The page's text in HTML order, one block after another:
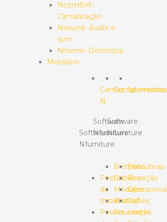
Ncomfort-
Climatização
Nsound- Áudio e
som
Nhome- Domótica
Mobiliário
Gamas
N
Software
Nfurniture
Postos
de
trabalho
Postos
Software
Nfurniture
Biombos
Cabides
Módulos
Proteções
Arrumação
Secretárias
Software
Nfurniture
Executivas
Receção
Call
center